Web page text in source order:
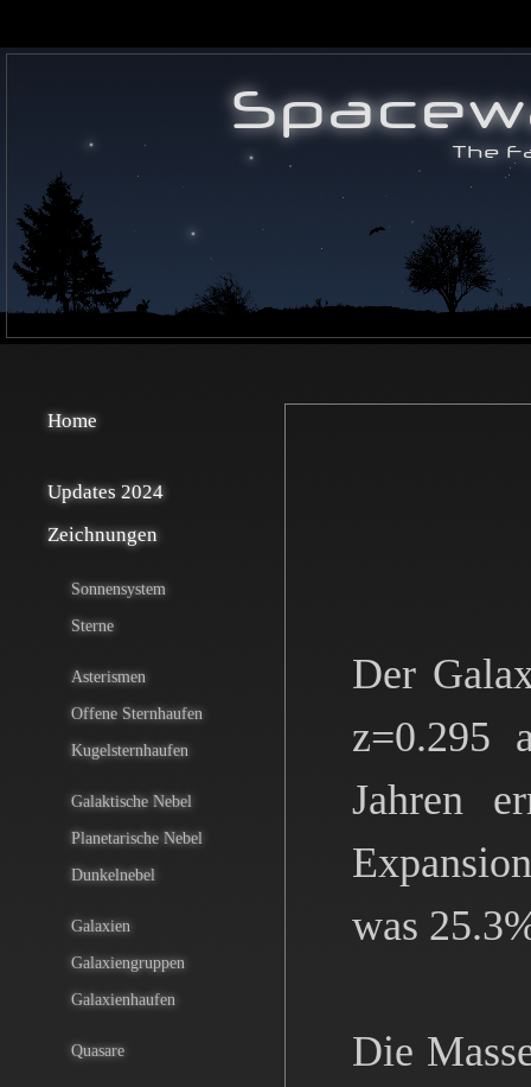
Home
Updates 2024
Zeichnungen
Sonnensystem
Sterne
Asterismen
Offene Sternhaufen
Kugelsternhaufen
Galaktische Nebel
Planetarische Nebel
Dunkelnebel
Galaxien
Galaxiengruppen
Galaxienhaufen
Quasare
Der
z=0.295
Jahren
was
Die